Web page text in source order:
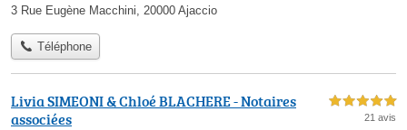
3 Rue Eugène Macchini, 20000 Ajaccio
Téléphone
Livia SIMEONI & Chloé BLACHERE - Notaires
associées
5,0 étoiles sur 5
21 avis